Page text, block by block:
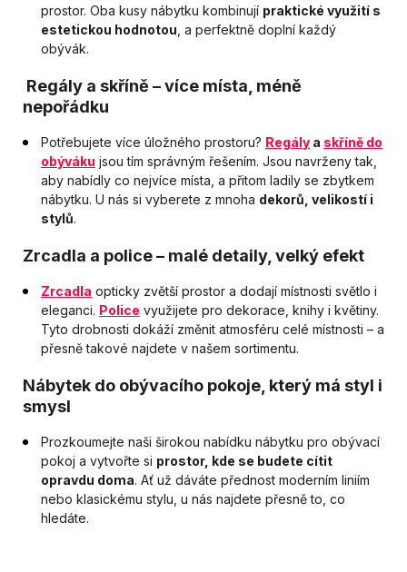
prostor. Oba kusy nábytku kombinují praktické využití s
estetickou hodnotou , a perfektně doplní každý
obývák.
Regály a skříně – více místa, méně
nepořádku
Potřebujete více úložného prostoru? Regály a skříně do
obýváku jsou tím správným řešením. Jsou navrženy tak,
aby nabídly co nejvíce místa, a přitom ladily se zbytkem
nábytku. U nás si vyberete z mnoha dekorů, velikostí i
stylů.
Zrcadla a police – malé detaily, velký efekt
Zrcadla opticky zvětší prostor a dodají místnosti světlo i
eleganci. Police využijete pro dekorace, knihy i květiny.
Tyto drobnosti dokáží změnit atmosféru celé místnosti – a
přesně takové najdete v našem sortimentu.
Nábytek do obývacího pokoje, který má styl i
smysl
Prozkoumejte naši širokou nabídku nábytku pro obývací
pokoj a vytvořte si prostor, kde se budete cítit
opravdu doma. Ať už dáváte přednost moderním liniím
nebo klasickému stylu, u nás najdete přesně to, co
hledáte.